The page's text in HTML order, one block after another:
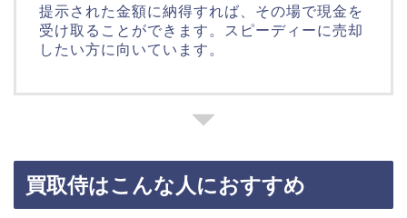
提示された金額に納得すれば、その場で現金を
受け取ることができます。スピーディーに売却
したい方に向いています。
買取侍はこんな人におすすめ